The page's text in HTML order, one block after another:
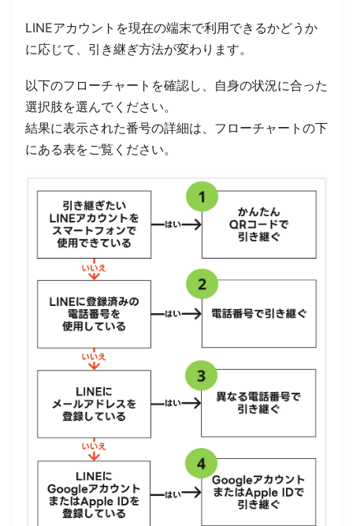
LINEアカウントを現在の端末で利用できるかどうか
に応じて、引き継ぎ方法が変わります。
以下のフローチャートを確認し、自身の状況に合った
選択肢を選んでください。
結果に表示された番号の詳細は、フローチャートの下
にある表をご覧ください。